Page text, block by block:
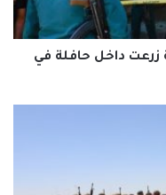
زرعت داخل حافلة في